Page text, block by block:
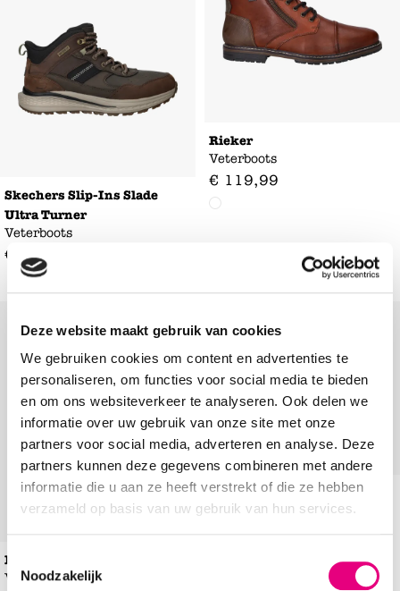
Deze website maakt gebruik van cookies
We gebruiken cookies om content en advertenties te
personaliseren, om functies voor social media te bieden
en om ons websiteverkeer te analyseren. Ook delen we
informatie over uw gebruik van onze site met onze
partners voor social media, adverteren en analyse. Deze
partners kunnen deze gegevens combineren met andere
informatie die u aan ze heeft verstrekt of die ze hebben
verzameld op basis van uw gebruik van hun services.
Toestemmingsselectie
Noodzakelijk
Skechers Slip-Ins Slade
Ultra Turner
Veterboots
€ 119
Rieker
Veterboots
€ 119,99
Add to Wishlist
PME Legend Fleetman
Veterboots
Rieker
Veterboots